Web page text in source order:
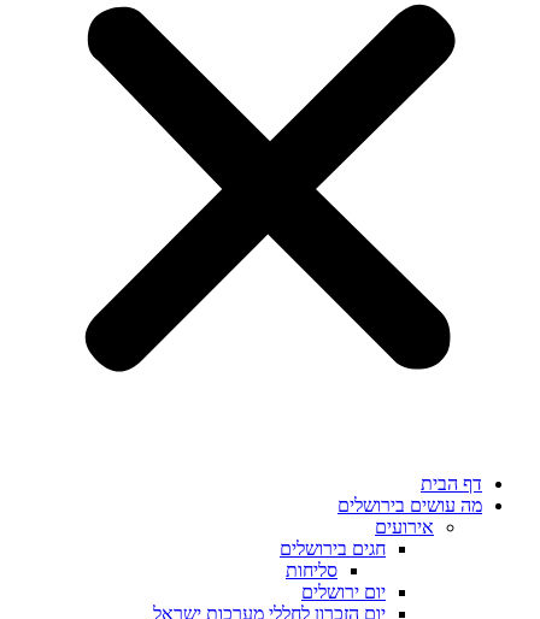
דף הבית
מה עושים בירושלים
אירועים
חגים בירושלים
סליחות
יום ירושלים
יום הזכרון לחללי מערכות ישראל